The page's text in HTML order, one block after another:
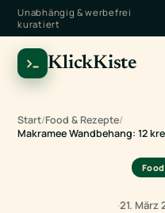
Unabhängig & werbefrei
kuratiert
KlickKiste
Start/Food & Rezepte/
Makramee Wandbehang: 12
·21. März